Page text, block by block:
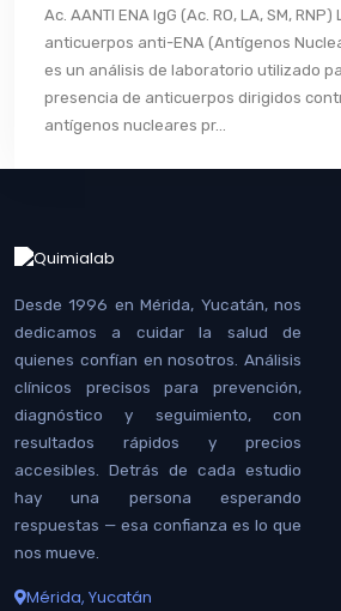
Ac. AANTI ENA IgG (Ac. RO, LA, SM,
anticuerpos anti-ENA (Antígenos
es un análisis de laboratorio utilizado
presencia de anticuerpos dirigidos
antígenos nucleares pr...
Desde 1996 en Mérida, Yucatán, nos
dedicamos a cuidar la salud de
quienes confían en nosotros. Análisis
clínicos precisos para prevención,
diagnóstico y seguimiento, con
resultados rápidos y precios
accesibles. Detrás de cada estudio
hay una persona esperando
respuestas — esa confianza es lo que
nos mueve.
Mérida, Yucatán